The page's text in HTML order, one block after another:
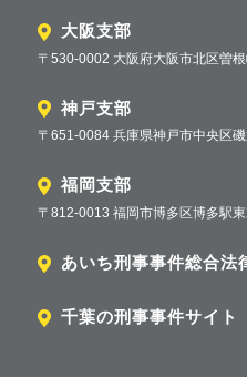
大阪支部
〒530-0002 大阪府大阪市北区曽
神戸支部
〒651-0084 兵庫県神戸市中央区
福岡支部
〒812-0013 福岡市博多区博多駅
あいち刑事事件総合法
千葉の刑事事件サイト